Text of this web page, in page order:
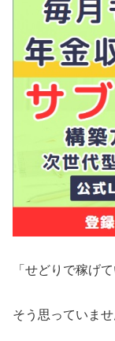
「せどりで稼げ
そう思っていませ